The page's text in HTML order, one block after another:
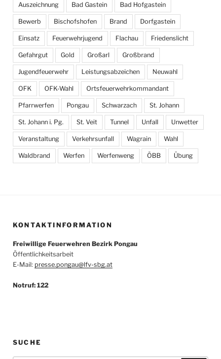
Auszeichnung Bad Gastein Bad Hofgastein
Bewerb Bischofshofen Brand Dorfgastein
Einsatz Feuerwehrjugend Flachau Friedenslicht
Gefahrgut Gold Großarl Großbrand
Jugendfeuerwehr Leistungsabzeichen Neuwahl
OFK OFK-Wahl Ortsfeuerwehrkommandant
Pfarrwerfen Pongau Schwarzach St. Johann
St. Johann i. Pg. St. Veit Tunnel Unfall Unwetter
Veranstaltung Verkehrsunfall Wagrain Wahl
Waldbrand Werfen Werfenweng ÖBB Übung
KONTAKTINFORMATION
Freiwillige Feuerwehren Bezirk Pongau
Öffentlichkeitsarbeit
E-Mail: presse.pongau@lfv-sbg.at
Notruf: 122
SUCHE